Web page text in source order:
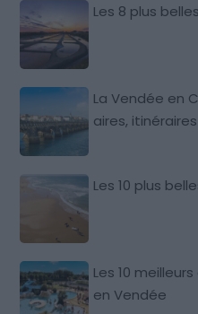
Les 8 plus
La Vendée en
aires, itinéraires
Les 10 plus
Les 10
en Vendée